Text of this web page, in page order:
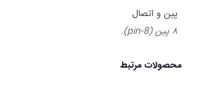
پین و اتصال
۸ پین (8-pin).
محصولات مرتبط